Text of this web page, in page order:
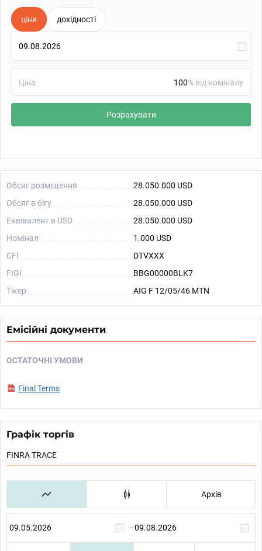
ціни дохідності
Ціна % від номіналу
Розрахувати
Обсяг розміщення
28.050.000 USD
Обсяг в бігу
28.050.000 USD
Еквівалент в USD
28.050.000 USD
Номінал
1.000 USD
CFI
DTVXXX
FIGI
BBG00000BLK7
Тікер
AIG F 12/05/46 MTN
Емісійні документи
ОСТАТОЧНІ УМОВИ
Final Terms
Графік торгів
FINRA TRACE
Архів
—